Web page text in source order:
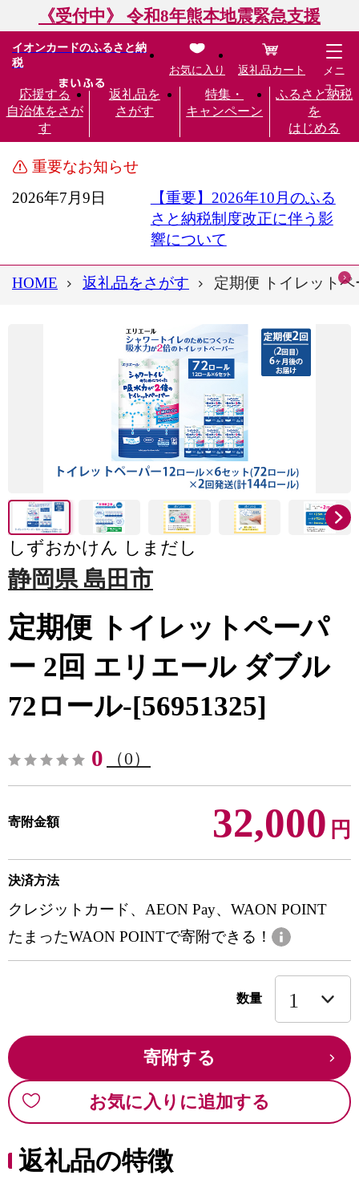
《受付中》 令和8年熊本地震緊急支援
イオンカードのふるさと納
税
応援する
自治体をさが
す
返礼品を
さがす
特集・
キャンペーン
ふるさと納税
を
はじめる
お気に入り 返礼品カート
メニ
ュー
重要なお知らせ
2026年7月9日
【重要】2026年10月のふる
さと納税制度改正に伴う影
響について
HOME 返礼品をさがす 定期便 トイレット
しずおかけん しまだし
静岡県 島田市
定期便 トイレットペーパ
ー 2回 エリエール ダブル
72ロール-[56951325]
0 （0）
寄附金額 32,000 円
決済方法
クレジットカード、AEON Pay、WAON POINT
たまったWAON POINTで寄附できる！
数量
寄附する
お気に入りに追加する
返礼品の特徴